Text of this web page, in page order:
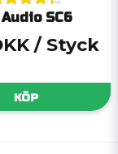
Audio SC6
/ Styck
KÖP